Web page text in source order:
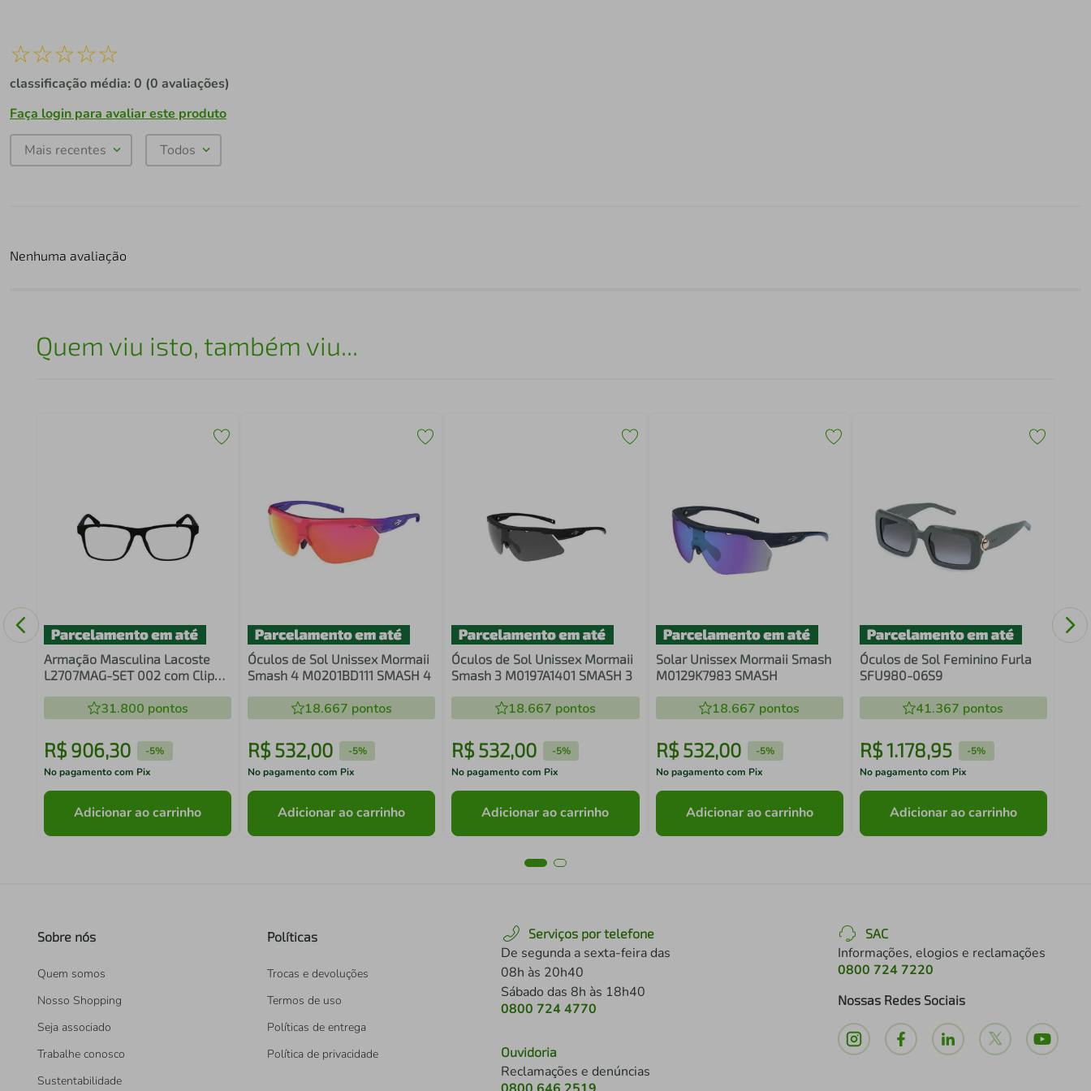
☆☆☆☆☆
classificação média: 0 (0 avaliações)
Faça login para avaliar este produto
Mais recentes Todos
Nenhuma avaliação
Quem viu isto, também viu...
Armação Masculina Lacoste
L2707MAG-SET 002 com Clip
31.800 pontos
R$ 906,30 -5%
No pagamento com Pix
Adicionar ao carrinho
Óculos de Sol Unissex Mormaii
Smash 4 M0201BD111 SMASH 4
18.667 pontos
R$ 532,00 -5%
No pagamento com Pix
Adicionar ao carrinho
Óculos de Sol Unissex Mormaii
Smash 3 M0197A1401 SMASH 3
18.667 pontos
R$532,00 -5%
No pagamento com Pix
Adicionar ao carrinho
Solar Unissex Mormaii Smash
M0129K7983 SMASH
18.667 pontos
R$ 532,00 -5%
No pagamento com Pix
Adicionar ao carrinho
Óculos de Sol Feminino Furla
SFU980-06S9
41.367 pontos
R$1.178,95 -5%
No pagamento com Pix
Adicionar ao carrinho
Sobre nós
Quem somos
Nosso Shopping
Seja associado
Trabalhe conosco
Sustentabilidade
Políticas
Trocas e devoluções
Termos de uso
Políticas de entrega
Política de privacidade
Serviços por telefone
De segunda a sexta-feira das
08h às 20h40
Sábado das 8h às 18h40
0800 724 4770
Ouvidoria
Reclamações e denúncias
SAC
Informações, elogios e reclamações
0800 724 7220
Nossas Redes Sociais